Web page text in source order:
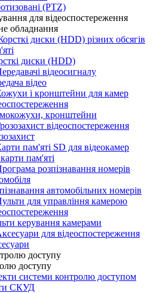
(PTZ)
обладнання
диски (HDD)
відео
кронштейни
пам'яті
автомобільних номерів
керування камерами
доступу
СКУД